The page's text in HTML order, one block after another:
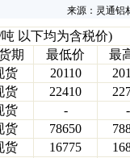
来源：灵通铝
以下均为含税价)
期 最低价 最
货 20110
货 22410
货 - -
货 78650
货 16775